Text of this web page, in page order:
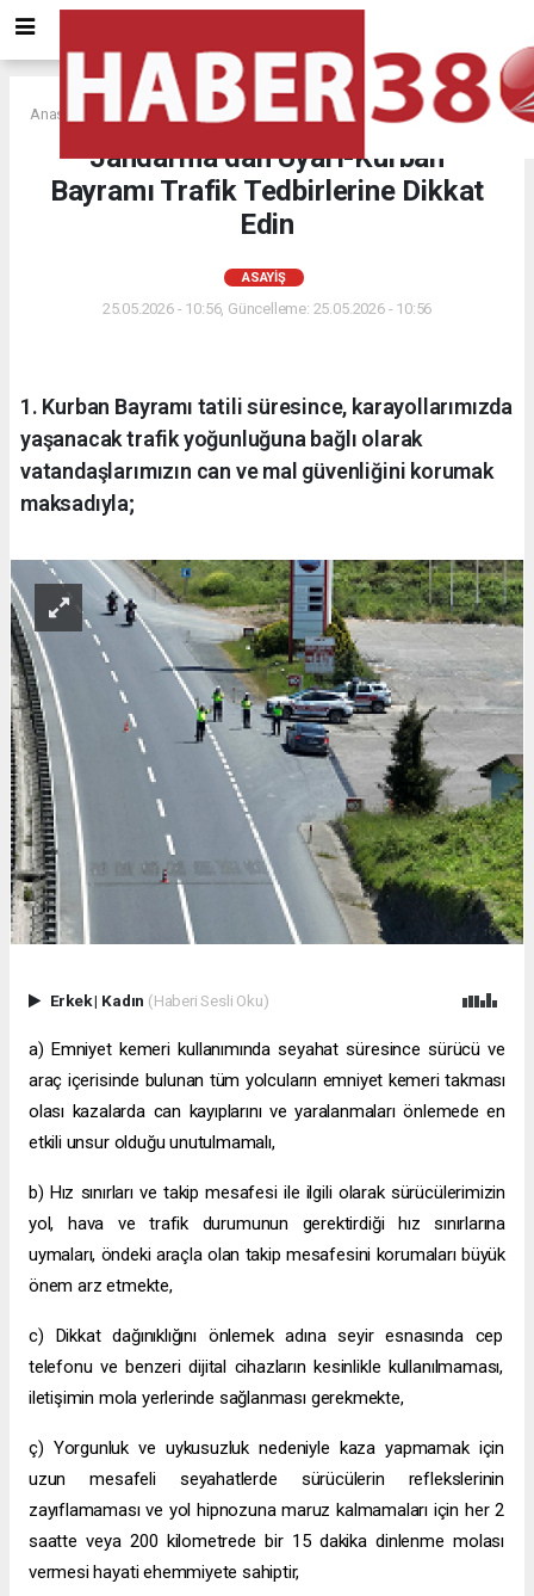
Anasayfa ASAYİŞ
Jandarma dan Uyarı-Kurban
Bayramı Trafik Tedbirlerine Dikkat
Edin
ASAYİŞ
25.05.2026 - 10:56, Güncelleme: 25.05.2026 - 10:56
1. Kurban Bayramı tatili süresince, karayollarımızda
yaşanacak trafik yoğunluğuna bağlı olarak
vatandaşlarımızın can ve mal güvenliğini korumak
maksadıyla;
Erkek| Kadın (Haberi Sesli Oku)
a)Emniyet kemeri kullanımında seyahat süresince sürücü ve
araç içerisinde bulunan tüm yolcuların emniyet kemeri takması
olası kazalarda can kayıplarını ve yaralanmaları önlemede en
etkili unsur olduğu unutulmamalı,
b) Hız sınırları ve takip mesafesi ile ilgili olarak sürücülerimizin
yol, hava ve trafik durumunun gerektirdiği hız sınırlarına
uymaları, öndeki araçla olan takip mesafesini korumaları büyük
önem arz etmekte,
c) Dikkat dağınıklığını önlemek adına seyir esnasında cep
telefonu ve benzeri dijital cihazların kesinlikle kullanılmaması,
iletişimin mola yerlerinde sağlanması gerekmekte,
ç) Yorgunluk ve uykusuzluknedeniyle kaza yapmamak için
uzun mesafeli seyahatlerde sürücülerin reflekslerinin
zayıflamaması ve yol hipnozuna maruz kalmamaları için her 2
saatte veya 200 kilometrede bir 15 dakika dinlenme molası
vermesi hayati ehemmiyete sahiptir,